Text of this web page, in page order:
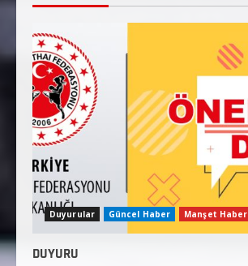
Duyurular Güncel Haber Manşet Haber
DUYURU